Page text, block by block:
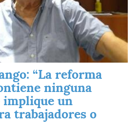
“La reforma
ninguna
implique un
trabajadores o